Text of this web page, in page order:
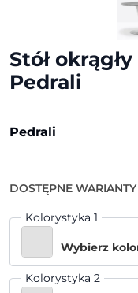
Stół
Pedrali
Pedrali
DOSTĘPNE WARIANTY
Kolorystyka 1
Wybierz
Kolorystyka 2